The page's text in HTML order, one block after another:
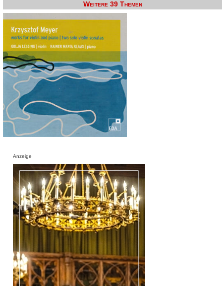
Weitere 39 Themen
Anzeige